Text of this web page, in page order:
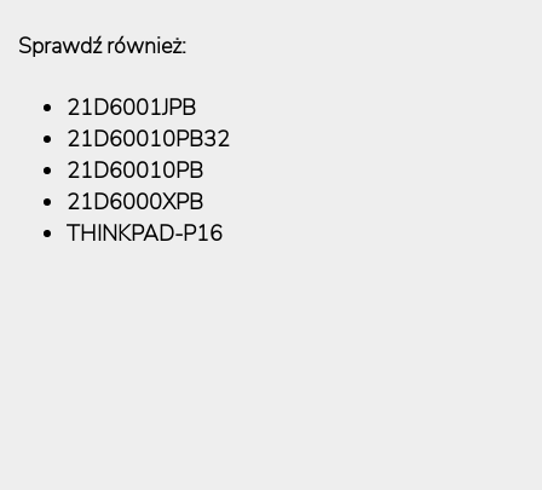
Sprawdź również:
21D6001JPB
21D60010PB32
21D60010PB
21D6000XPB
THINKPAD-P16